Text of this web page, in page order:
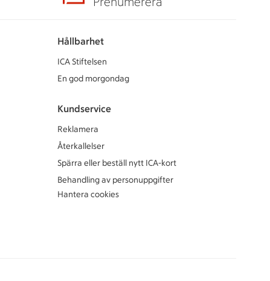
Hållbarhet
ICA Stiftelsen
En god morgondag
Kundservice
Reklamera
Återkallelser
Spärra eller beställ nytt ICA-kort
Behandling av personuppgifter
Hantera cookies